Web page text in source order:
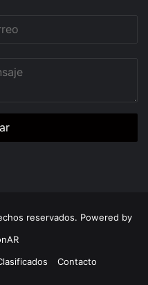
reservados. Powered by
Contacto